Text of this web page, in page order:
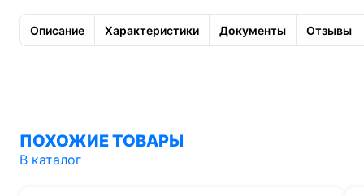
Описание Характеристики Документы Отзывы
ПОХОЖИЕ ТОВАРЫ
В каталог